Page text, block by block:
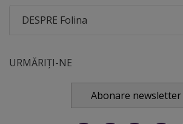
DESPRE Folina
URMĂRIȚI-NE
Abonare newsletter